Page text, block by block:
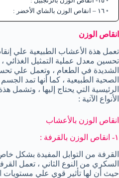
١٦ – انقاص الوزن بالشاي الأخضر :
انقاص الوزن
تعمل هذة الأعشاب الطبيعية علي
تحسين معدل عملية التمثيل الغذائي
الشديدة في الطعام ، وتعمل علي
الصحية الطبيعية ، كما أنها تمد الجسم
الرئيسية التي يحتاج إليها ، وتشمل
الأنواع الآتية :
انقاص الوزن بالأعشاب
١- انقاص الوزن بالقرفة :
القرفة من التوابل المفيدة
السكري من النوع الثاني ، تعمل
حيث أن لها تأثير قوي علي مستويات